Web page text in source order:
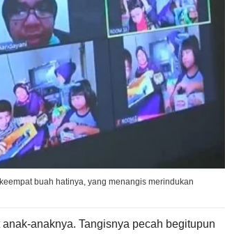
buah hatinya, yang menangis merindukan
anaknya. Tangisnya pecah begitupun